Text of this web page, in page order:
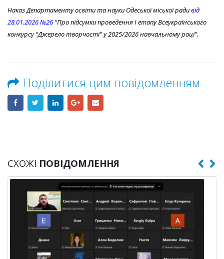
Наказ Департаменту освіти та науки Одеської міської радивід
28.01.2026 №26 “Про підсумки проведення І етапу Всеукраїнського
конкурсу “Джерело творчості” у 2025/2026 навчальному році”.
Поділитися цим повідомленням
СХОЖІ ПОВІДОМЛЕННЯ